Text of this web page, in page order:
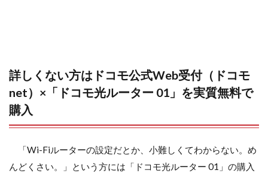
詳しくない方はドコモ公式Web受付（ドコモ
net）×「ドコモ光ルーター 01」を実質無料で
購入
「Wi-Fiルーターの設定だとか、小難しくてわからない。め
んどくさい。」という方には「ドコモ光ルーター 01」の購入